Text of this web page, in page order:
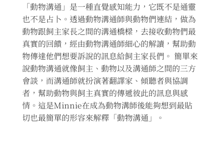
「動物溝通」是一種直覺感知能力，它既不是通靈
也不是占卜。透過動物溝通師與動物們連結，做為
動物跟飼主家長之間的溝通橋樑，去接收動物們最
真實的回饋，經由動物溝通師細心的解讀，幫助動
物傳達他們想要訴說的訊息給飼主家長們。 簡單來
說動物溝通就像飼主、動物以及溝通師之間的三方
會談，而溝通師就扮演著翻譯家、傾聽者與協調
者，幫助動物與飼主真實的傳遞彼此的訊息與感
情。這是Minnie在成為動物溝師後能夠想到最貼
切也最簡單的形容來解釋「動物溝通」。